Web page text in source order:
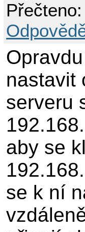
nastavit
serveru
aby se
se k ní